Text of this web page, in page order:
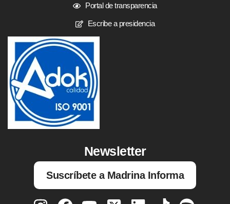
Portal de transparencia
Escribe a presidencia
Newsletter
Suscríbete a Madrina Informa